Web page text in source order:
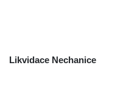
Likvidace Nechanice